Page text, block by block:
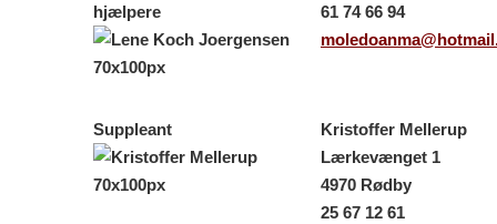
hjælpere
61 74 66 94
Suppleant
Kristoffer Mellerup
Lærkevænget 1
4970 Rødby
25 67 12 61